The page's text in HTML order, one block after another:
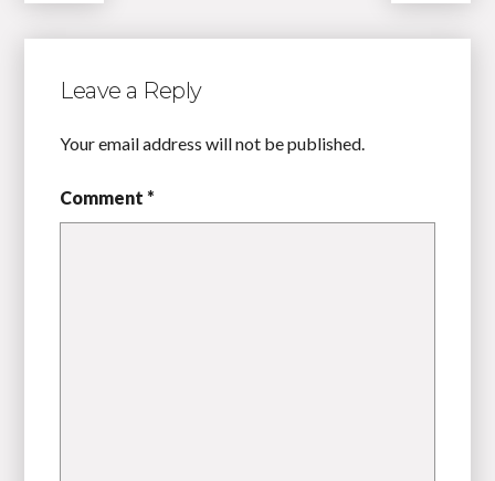
Leave a Reply
Your email address will not be published.
Comment *